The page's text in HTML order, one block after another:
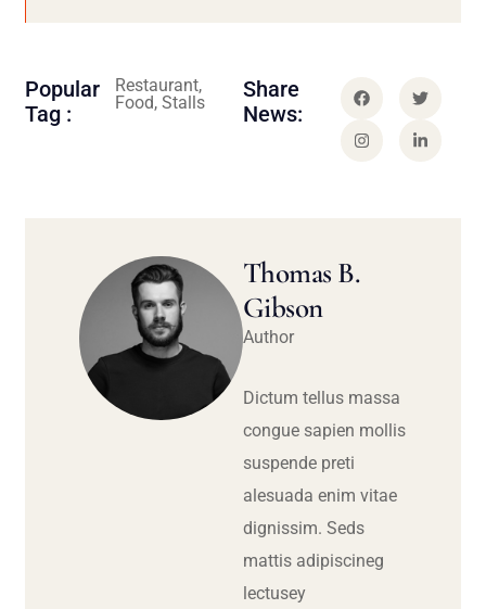
Popular
Tag :
Restaurant,
Food, Stalls
Share
News:
Thomas B.
Gibson
Author
Dictum tellus massa
congue sapien mollis
suspende preti
alesuada enim vitae
dignissim. Seds
mattis adipiscineg
lectusey